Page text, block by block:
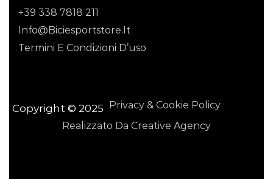
+39 338 7818 211
Info@biciesportstore.it
Termini E Condizioni D’uso
Copyright © 2025 Privacy & Cookie Policy
Realizzato Da Creative Agency